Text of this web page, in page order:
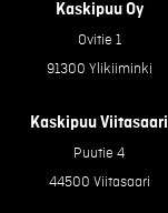
Kaskipuu Oy
Ovitie 1
91300 Ylikiiminki
Kaskipuu Viitasaari
Puutie 4
44500 Viitasaari